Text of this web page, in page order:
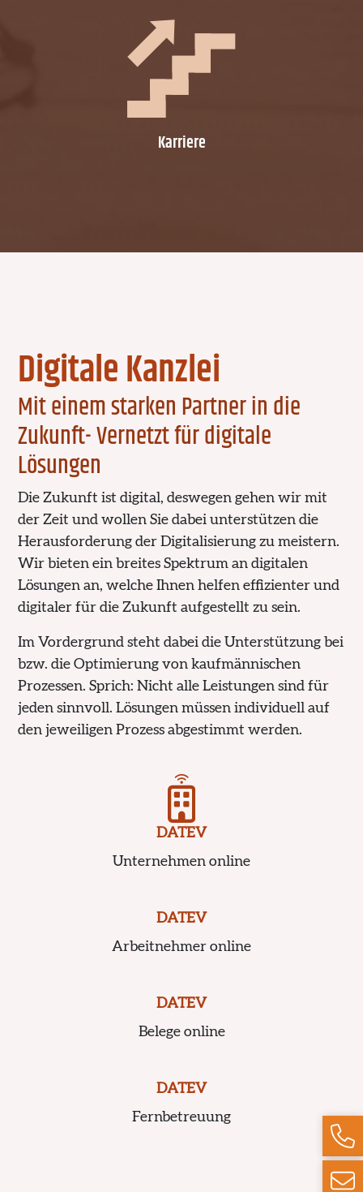
Karriere
Digitale Kanzlei
Mit einem starken Partner in die
Zukunft- Vernetzt für digitale
Lösungen
Die Zukunft ist digital, deswegen gehen wir mit
der Zeit und wollen Sie dabei unterstützen die
Herausforderung der Digitalisierung zu meistern.
Wir bieten ein breites Spektrum an digitalen
Lösungen an, welche Ihnen helfen effizienter und
digitaler für die Zukunft aufgestellt zu sein.
Im Vordergrund steht dabei die Unterstützung bei
bzw. die Optimierung von kaufmännischen
Prozessen. Sprich: Nicht alle Leistungen sind für
jeden sinnvoll. Lösungen müssen individuell auf
den jeweiligen Prozess abgestimmt werden.
DATEV
Unternehmen online
DATEV
Arbeitnehmer online
DATEV
Belege online
DATEV
Fernbetreuung